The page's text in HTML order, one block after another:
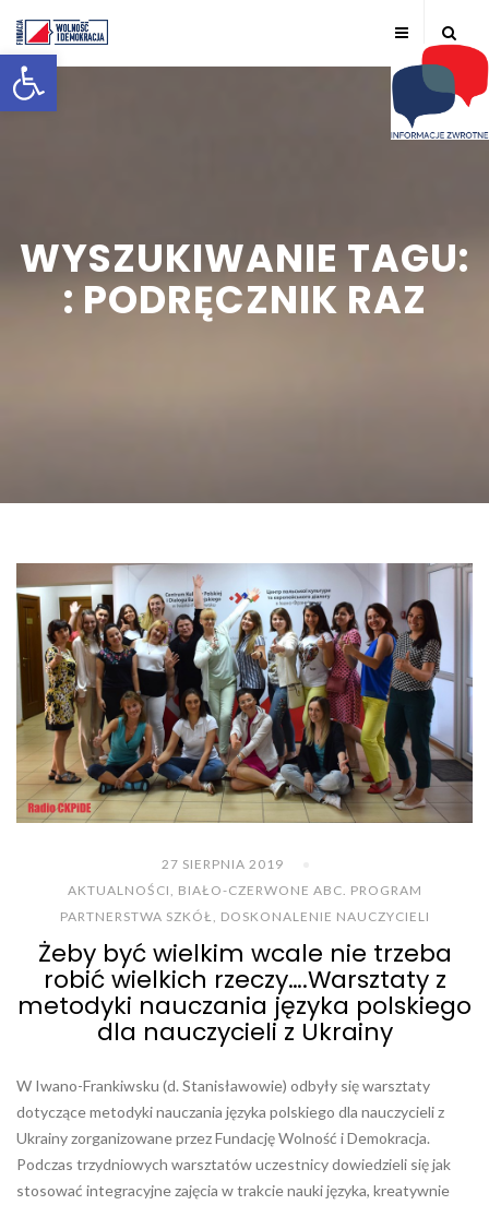
Otwórz pasek narzędzi
WYSZUKIWANIE TAGU:
: PODRĘCZNIK RAZ
27 SIERPNIA 2019
AKTUALNOŚCI
BIAŁO-CZERWONE ABC. PROGRAM
PARTNERSTWA SZKÓŁ
DOSKONALENIE NAUCZYCIELI
Żeby być wielkim wcale nie trzeba
robić wielkich rzeczy….Warsztaty z
metodyki nauczania języka polskiego
dla nauczycieli z Ukrainy
W Iwano-Frankiwsku (d. Stanisławowie) odbyły się warsztaty
dotyczące metodyki nauczania języka polskiego dla nauczycieli z
Ukrainy zorganizowane przez Fundację Wolność i Demokracja.
Podczas trzydniowych warsztatów uczestnicy dowiedzieli się jak
stosować integracyjne zajęcia w trakcie nauki języka, kreatywnie